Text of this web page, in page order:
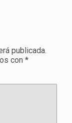
publicada.
con *